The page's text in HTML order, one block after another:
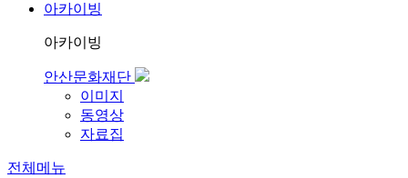
아카이빙
아카이빙
안산문화재단
이미지
동영상
자료집
전체메뉴